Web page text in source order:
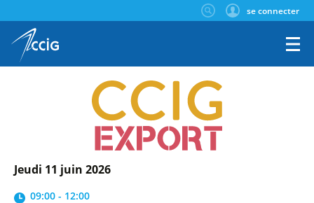
se connecter
jeudi 11 juin 2026
09:00 - 12:00